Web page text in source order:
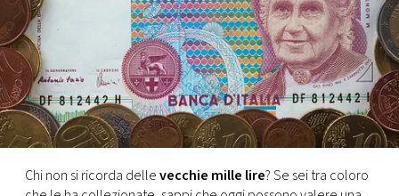
VIDEO
TV
PRINCIPATO
DI
MONACO
Chi non si ricorda dellevecchie mille lire? Se sei tra coloro